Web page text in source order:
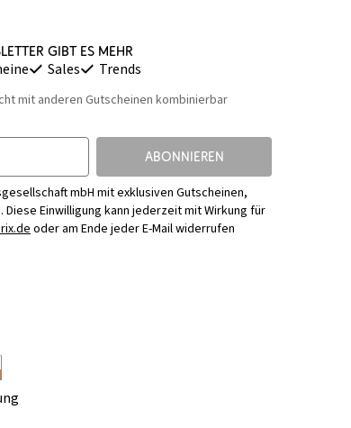
gibt es mehr
Sales Trends
mit anderen Gutscheinen kombinierbar
ABONNIEREN
mbH mit exklusiven Gutscheinen,
Einwilligung kann jederzeit mit Wirkung für
oder am Ende jeder E-Mail widerrufen